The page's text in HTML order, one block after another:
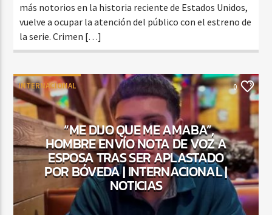
más notorios en la historia reciente de Estados Unidos,
vuelve a ocupar la atención del público con el estreno de
la serie. Crimen […]
INTERNACIONAL 0
“ME DIJO QUE ME AMABA”,
HOMBRE ENVÍO NOTA DE VOZ A
ESPOSA TRAS SER APLASTADO
POR BÓVEDA | INTERNACIONAL |
NOTICIAS